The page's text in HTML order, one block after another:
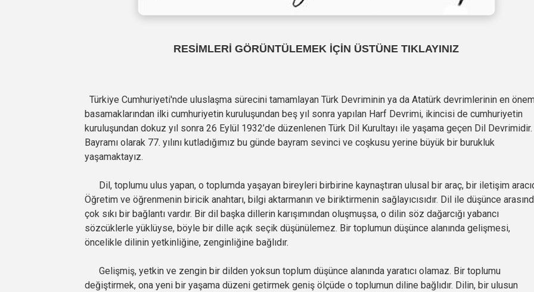
RESİMLERİ GÖRÜNTÜLEMEK İÇİN ÜSTÜNE TIKLAYINIZ
Türkiye Cumhuriyeti'nde uluslaşma sürecini tamamlayan Türk Devriminin ya da Atatürk devrimlerinin en
basamaklarından ilki cumhuriyetin kuruluşundan beş yıl sonra yapılan Harf Devrimi, ikincisi de cumhuriyetin
kuruluşundan dokuz yıl sonra 26 Eylül 1932’de düzenlenen Türk Dil Kurultayı ile yaşama geçen Dil
Bayramı olarak 77. yılını kutladığımız bu günde bayram sevinci ve coşkusu yerine büyük bir burukluk
yaşamaktayız.
Dil, toplumu ulus yapan, o toplumda yaşayan bireyleri birbirine kaynaştıran ulusal bir araç, bir iletişim
Öğretim ve öğrenmenin biricik anahtarı, bilgi aktarmanın ve biriktirmenin sağlayıcısıdır. Dil ile düşünce
çok sıkı bir bağlantı vardır. Bir dil başka dillerin karışımından oluşmuşsa, o dilin söz dağarcığı yabancı
sözcüklerle yüklüyse, böyle bir dille açık seçik düşünülemez. Bir toplumun düşünce alanında gelişmesi,
öncelikle dilinin yetkinliğine, zenginliğine bağlıdır.
Gelişmiş, yetkin ve zengin bir dilden yoksun toplum düşünce alanında yaratıcı olamaz. Bir toplumu
değiştirmek, ona yeni bir yaşama düzeni getirmek geniş ölçüde o toplumun diline bağlıdır. Dilin, bir ulusun